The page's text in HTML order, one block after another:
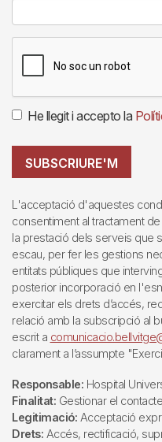
He llegit i accepto la
SUBSCRIURE'M
L'acceptació d'aquestes
consentiment al tractament
la prestació dels serveis que
escau, per fer les gestions
entitats públiques que
posterior incorporació en
exercitar els drets d’accés,
relació amb la subscripció al
escrit a
clarament a l’assumpte
Responsable: Hospital
Finalitat: Gestionar el
Legitimació: Acceptació
Drets: Accés, rectificació,